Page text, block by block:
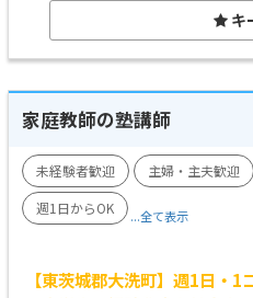
キ
家庭教師の塾講師
未経験者歓迎 主婦・主夫歓迎
週1日からOK
...全て表示
【東茨城郡大洗町】週1日・